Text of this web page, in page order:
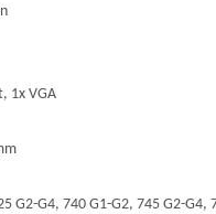
1x VGA
G2-G4, 740 G1-G2, 745 G2-G4,